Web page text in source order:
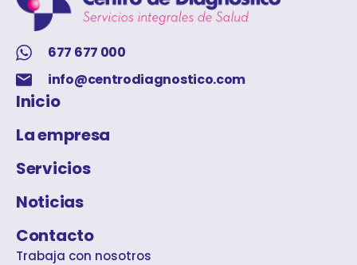
677 677 000
info@centrodiagnostico.com
Inicio
La empresa
Servicios
Noticias
Contacto
Trabaja con nosotros